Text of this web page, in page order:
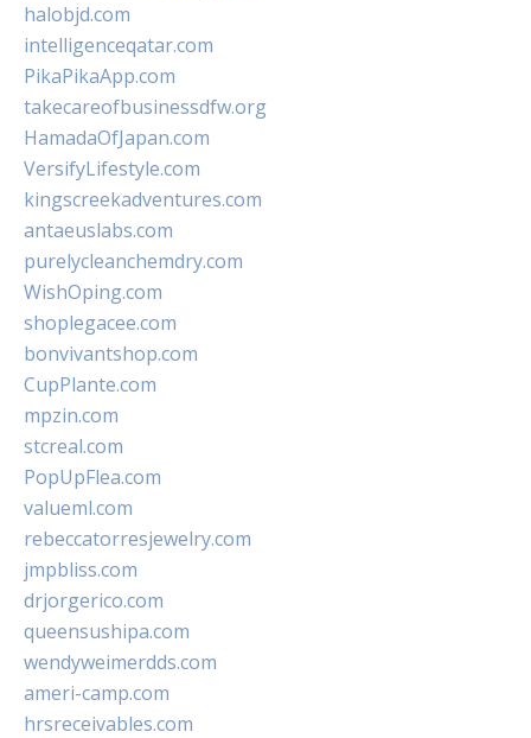
halobjd.com
intelligenceqatar.com
PikaPikaApp.com
takecareofbusinessdfw.org
HamadaOfJapan.com
VersifyLifestyle.com
kingscreekadventures.com
antaeuslabs.com
purelycleanchemdry.com
WishOping.com
shoplegacee.com
bonvivantshop.com
CupPlante.com
mpzin.com
stcreal.com
PopUpFlea.com
valueml.com
rebeccatorresjewelry.com
jmpbliss.com
drjorgerico.com
queensushipa.com
wendyweimerdds.com
ameri-camp.com
hrsreceivables.com